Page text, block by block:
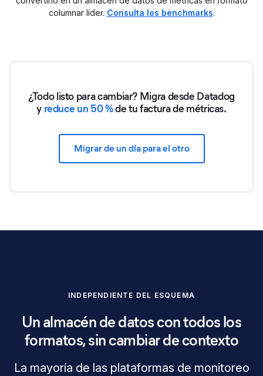
columnar líder. Consulta los benchmarks.
¿Todo listo para cambiar? Migra desde Datadog
y reduce un 50 %de tu factura de métricas.
Migrar de un día para el otro
INDEPENDIENTE DEL ESQUEMA
Un almacén de datos con todos los
formatos, sin cambiar de contexto
La mayoría de las plataformas de monitoreo